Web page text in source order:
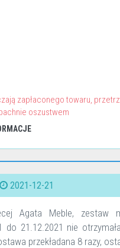
zapłaconego towaru,
oszustwem
2021-12-21
Agata Meble, zestaw
do 21.12.2021 nie
przekładana 8 razy,